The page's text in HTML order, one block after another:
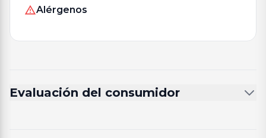
Alérgenos
Evaluación del consumidor